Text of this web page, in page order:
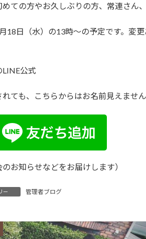
めての方やお久しぶりの方、常連さん
18日（水）の13時〜の予定です。変
LINE公式
れても、こちらからはお名前見えませ
のお知らせなどをお届けします）
ー 管理者ブログ